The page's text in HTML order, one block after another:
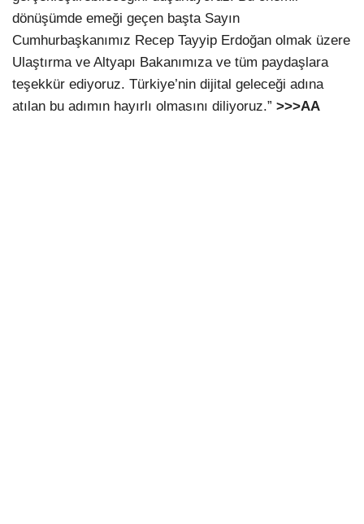
dönüşümde emeği geçen başta Sayın
Cumhurbaşkanımız Recep Tayyip Erdoğan olmak üzere
Ulaştırma ve Altyapı Bakanımıza ve tüm paydaşlara
teşekkür ediyoruz. Türkiye’nin dijital geleceği adına
atılan bu adımın hayırlı olmasını diliyoruz.” >>>AA